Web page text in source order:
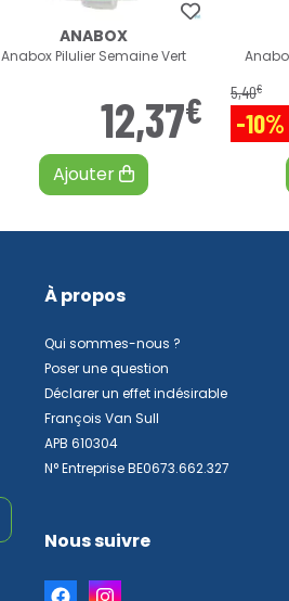
ANABOX
Anabox Pilulier Semaine Vert
12,37€
Ajouter
5,40€
-10%
À propos
Qui sommes-nous ?
Poser une question
Déclarer un effet indésirable
François Van Sull
APB 610304
N° Entreprise BE0673.662.327
Nous suivre